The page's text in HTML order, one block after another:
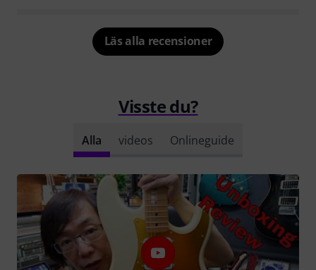
Läs alla recensioner
Visste du?
Alla videos Onlineguide